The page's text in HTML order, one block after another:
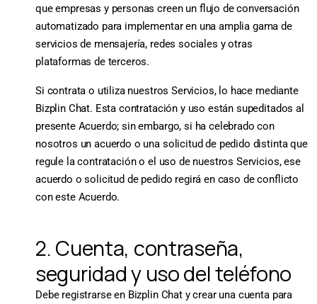
que empresas y personas creen un flujo de conversación
automatizado para implementar en una amplia gama de
servicios de mensajería, redes sociales y otras
plataformas de terceros.
Si contrata o utiliza nuestros Servicios, lo hace mediante
Bizplin Chat. Esta contratación y uso están supeditados al
presente Acuerdo; sin embargo, si ha celebrado con
nosotros un acuerdo o una solicitud de pedido distinta que
regule la contratación o el uso de nuestros Servicios, ese
acuerdo o solicitud de pedido regirá en caso de conflicto
con este Acuerdo.
2. Cuenta, contraseña,
seguridad y uso del teléfono
Debe registrarse en Bizplin Chat y crear una cuenta para